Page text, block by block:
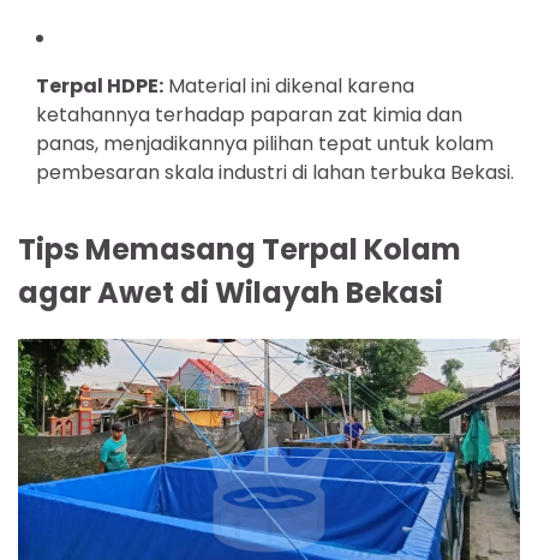
Terpal HDPE: Material ini dikenal karena
ketahannya terhadap paparan zat kimia dan
panas, menjadikannya pilihan tepat untuk kolam
pembesaran skala industri di lahan terbuka Bekasi.
Tips Memasang Terpal Kolam
agar Awet di Wilayah Bekasi